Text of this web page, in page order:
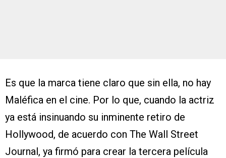
Es que la marca tiene claro que sin ella, no hay
Maléfica en el cine. Por lo que, cuando la actriz
ya está insinuando su inminente retiro de
Hollywood, de acuerdo con The Wall Street
Journal, ya firmó para crear la tercera película